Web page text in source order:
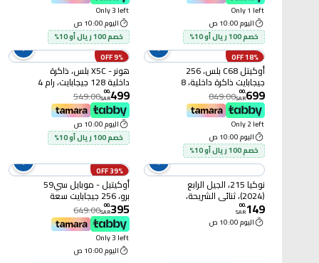
Only 1 left
اليوم 10:00 ص
خصم 100 ريال أو 10%
Only 3 left
اليوم 10:00 ص
خصم 100 ريال أو 10%
18% OFF
أوكيتل C68 بلس، 256
جيجابايت ذاكرة داخلية، 8
جيجابايت سعة الرام، رمادي
699
.
00
SAR
849.00
Only 2 left
اليوم 10:00 ص
خصم 100 ريال أو 10%
9% OFF
هونر - X5C بلس، ذاكرة
داخلية 128 جيجابايت، رام 4
جيجابايت، شبكة 4G، لون
فيروزي
499
.
00
SAR
549.00
اليوم 10:00 ص
خصم 100 ريال أو 10%
نوكيا 215، الجيل الرابع
(2024)، ثنائي الشريحة،
أسود
149
.
00
SAR
اليوم 10:00 ص
39% OFF
أوكيتيل - موبايل سي59
برو، 256 جيجابايت سعة
الذاكرة الداخلية أزرق
395
.
00
SAR
649.00
Only 3 left
اليوم 10:00 ص